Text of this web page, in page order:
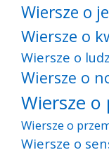
Wiersze o
Wiersze o
Wiersze o
Wiersze o
Wiersze o
Wiersze o
Wiersze o